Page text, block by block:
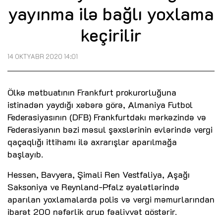
yayınma ilə bağlı yoxlama
keçirilir
14 OKTYABR 2020 14:01
Ölkə mətbuatının Frankfurt prokurorluğuna
istinadən yaydığı xəbərə görə, Almaniya Futbol
Federasiyasının (DFB) Frankfurtdakı mərkəzində və
Federasiyanın bəzi məsul şəxslərinin evlərində vergi
qaçaqlığı ittihamı ilə axrarışlar aparılmağa
başlayıb.
Hessen, Bavyera, Şimali Ren Vestfaliya, Aşağı
Saksoniya ve Reynland-Pfalz əyalətlərində
aparılan yoxlamalarda polis və vergi məmurlarından
ibarət 200 nəfərlik qrup fəaliyyət göstərir.